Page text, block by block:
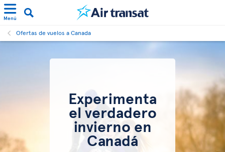
Menú
Ofertas de vuelos a Canada
Experimenta
el verdadero
invierno en
Canadá